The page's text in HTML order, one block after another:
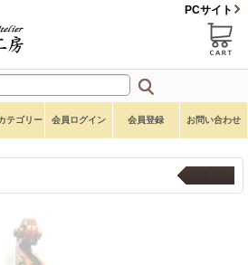
PCサイト
テゴリー 会員ログイン 会員登録 お問い合わせ